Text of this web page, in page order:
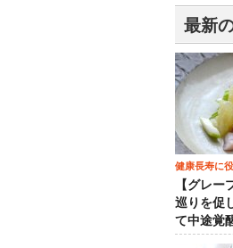
最新
健康長寿に
【グレー
巡りを促
て中途覚